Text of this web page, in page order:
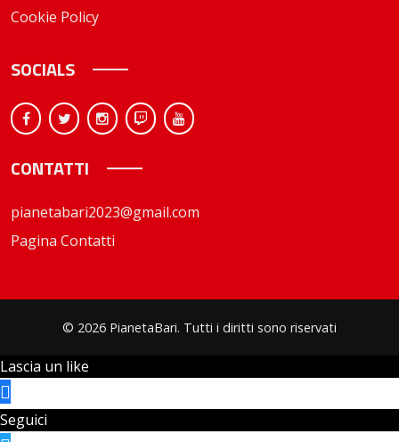
Cookie Policy
SOCIALS
CONTATTI
pianetabari2023@gmail.com
Pagina Contatti
© 2026 PianetaBari. Tutti i diritti sono riservati
Lascia un like
Seguici